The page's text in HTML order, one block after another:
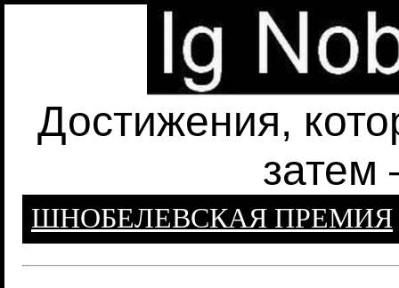
Достижения,
затем
ШНОБЕЛЕВСКАЯ ПРЕМИЯ